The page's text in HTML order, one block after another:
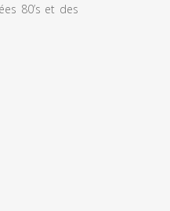
80’s et des